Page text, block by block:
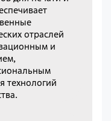
отраслей
и
технологий